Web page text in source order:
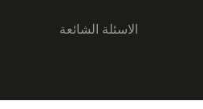
الاسئلة الشائعة